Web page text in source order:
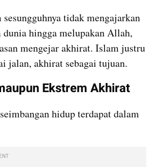
tidak mengajarkan
hingga melupakan Allah,
mengejar akhirat. Islam justru
jalan, akhirat sebagai tujuan.
Ekstrem Akhirat
hidup terdapat dalam